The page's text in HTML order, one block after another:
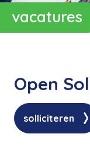
vacatures
Open
solliciteren